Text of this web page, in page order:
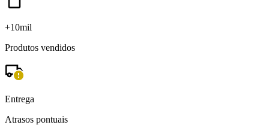
+10mil
Produtos vendidos
Entrega
Atrasos pontuais